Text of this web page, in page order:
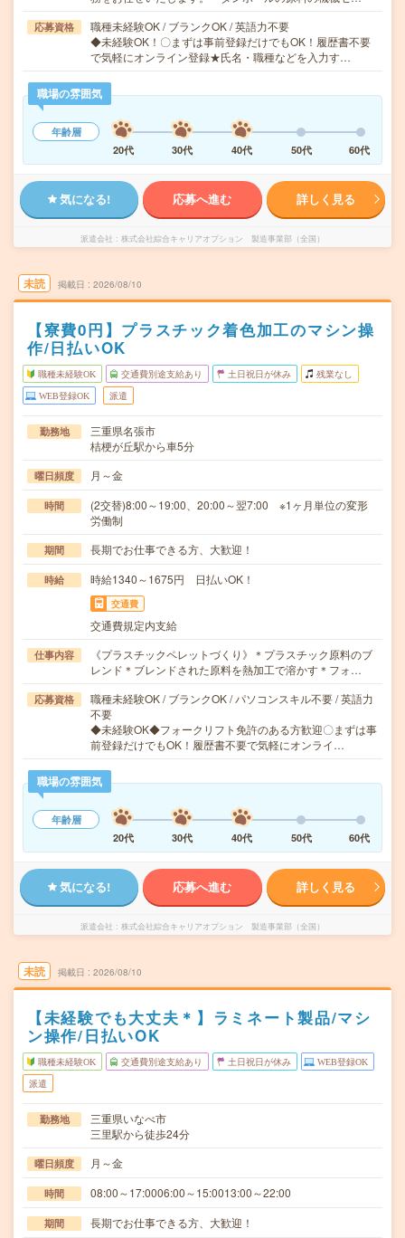
応募資格
職種未経験OK / ブランクOK / 英語力不要
◆未経験OK！〇まずは事前登録だけでもOK！履歴書不要
で気軽にオンライン登録★氏名・職種などを入力す…
職場の雰囲気
年齢層
20代
30代 40代 50代 60代
気になる! 応募へ進む 詳しく見る
派遣会社 株式会社綜合キャリアオプション 製造事業部（全国）
未読 掲載日 2026/08/10
【寮費0円】プラスチック着色加工のマシン操
作/日払いOK
職種未経験OK 交通費別途支給あり 土日祝日が休み 残業なし
WEB登録OK 派遣
勤務地
三重県名張市
桔梗が丘駅から車5分
曜日頻度 月～金
時間
(2交替)8:00～19:00、20:00～翌7:00 ※1ヶ月単位の変形
労働制
期間 長期でお仕事できる方、大歓迎！
時給 時給1340～1675円 日払いOK！
交通費
交通費規定内支給
仕事内容
《プラスチックペレットづくり》＊プラスチック原料のブ
レンド＊ブレンドされた原料を熱加工で溶かす＊フォ…
応募資格
職種未経験OK / ブランクOK / パソコンスキル不要 / 英語力
不要
◆未経験OK◆フォークリフト免許のある方歓迎〇まずは事
前登録だけでもOK！履歴書不要で気軽にオンライ…
職場の雰囲気
年齢層
20代
30代 40代 50代 60代
気になる! 応募へ進む 詳しく見る
派遣会社 株式会社綜合キャリアオプション 製造事業部（全国）
未読 掲載日 2026/08/10
【未経験でも大丈夫＊】ラミネート製品/マシ
ン操作/日払いOK
職種未経験OK 交通費別途支給あり 土日祝日が休み WEB登録OK
派遣
勤務地
三重県いなべ市
三里駅から徒歩24分
曜日頻度 月～金
時間 08:00～17:0006:00～15:0013:00～22:00
期間 長期でお仕事できる方、大歓迎！